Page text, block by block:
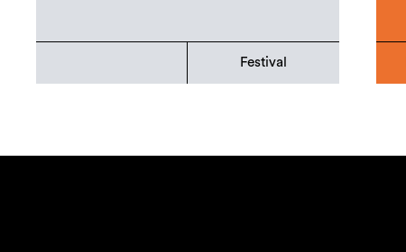
Festival